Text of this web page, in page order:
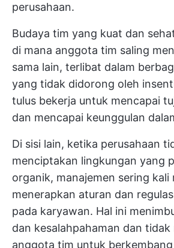
perusahaan.
Budaya tim yang kuat dan
di mana anggota tim saling
sama lain, terlibat dalam
yang tidak didorong oleh
tulus bekerja untuk mencapai
dan mencapai keunggulan
Di sisi lain, ketika perusahaan
menciptakan lingkungan yang
organik, manajemen sering kali
menerapkan aturan dan
pada karyawan. Hal ini
dan kesalahpahaman dan
anggota tim untuk